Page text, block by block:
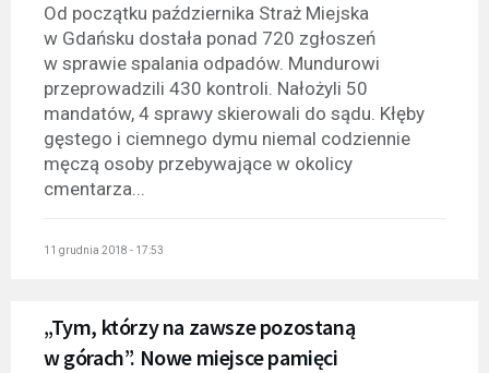
Od początku października Straż Miejska
w Gdańsku dostała ponad 720 zgłoszeń
w sprawie spalania odpadów. Mundurowi
przeprowadzili 430 kontroli. Nałożyli 50
mandatów, 4 sprawy skierowali do sądu. Kłęby
gęstego i ciemnego dymu niemal codziennie
męczą osoby przebywające w okolicy
cmentarza...
11 grudnia 2018 - 17:53
„Tym, którzy na zawsze pozostaną
w górach”. Nowe miejsce pamięci